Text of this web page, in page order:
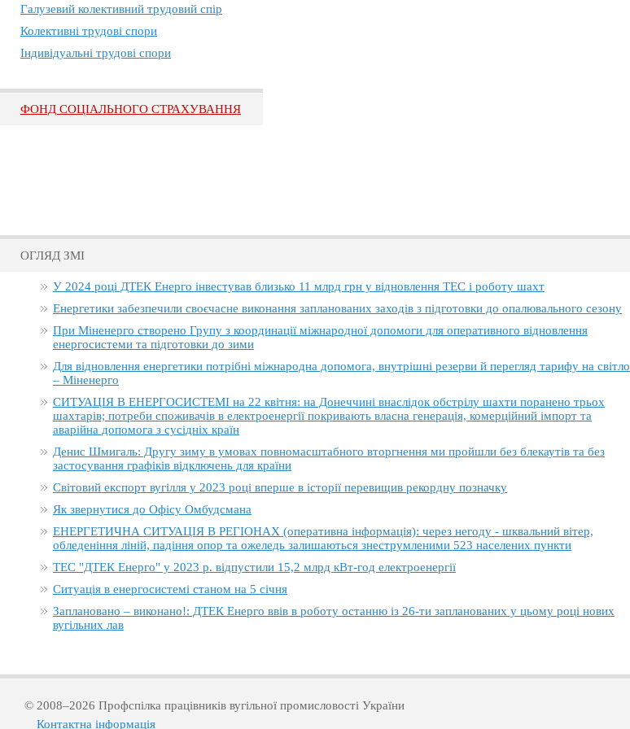
Галузевий колективний трудовий спір
Колективні трудові спори
Індивідуальні трудові спори
ФОНД СОЦІАЛЬНОГО СТРАХУВАННЯ
ОГЛЯД ЗМІ
У 2024 році ДТЕК Енерго інвестував близько 11 млрд грн у відновлення ТЕС і роботу шахт
Енергетики забезпечили своєчасне виконання запланованих заходів з підготовки до опалювального сезону
При Міненерго створено Групу з координації міжнародної допомоги для оперативного відновлення
енергосистеми та підготовки до зими
Для відновлення енергетики потрібні міжнародна допомога, внутрішні резерви й перегляд тарифу на світло
– Міненерго
СИТУАЦІЯ В ЕНЕРГОСИСТЕМІ на 22 квітня: на Донеччині внаслідок обстрілу шахти поранено трьох
шахтарів; потреби споживачів в електроенергії покривають власна генерація, комерційний імпорт та
аварійна допомога з сусідніх країн
Денис Шмигаль: Другу зиму в умовах повномасштабного вторгнення ми пройшли без блекаутів та без
застосування графіків відключень для країни
Світовий експорт вугілля у 2023 році вперше в історії перевищив рекордну позначку
Як звернутися до Офісу Омбудсмана
ЕНЕРГЕТИЧНА СИТУАЦІЯ В РЕГІОНАХ (оперативна інформація): через негоду - шквальний вітер,
обледеніння ліній, падіння опор та ожеледь залишаються знеструмленими 523 населених пункти
ТЕС "ДТЕК Енерго" у 2023 р. відпустили 15,2 млрд кВт-год електроенергії
Ситуація в енергосистемі станом на 5 січня
Заплановано – виконано!: ДТЕК Енерго ввів в роботу останню із 26-ти запланованих у цьому році нових
вугільних лав
© 2008–2026 Профспілка працівників вугільної промисловості України
Контактна інформація